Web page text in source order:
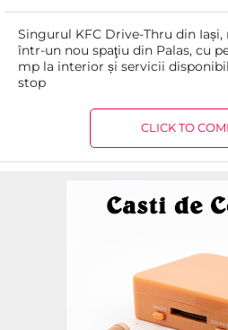
Singurul KFC Drive-Thru din Iași,
într-un nou spaţiu din Palas, cu
mp la interior și servicii
stop
CLICK TO